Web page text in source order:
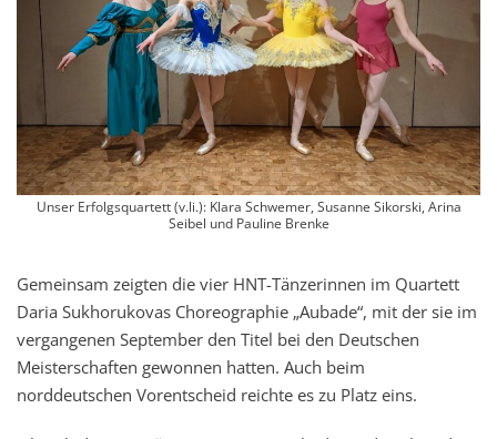
Unser Erfolgsquartett (v.li.): Klara Schwemer, Susanne Sikorski, Arina
Seibel und Pauline Brenke
Gemeinsam zeigten die vier HNT-Tänzerinnen im Quartett
Daria Sukhorukovas Choreographie „Aubade“, mit der sie im
vergangenen September den Titel bei den Deutschen
Meisterschaften gewonnen hatten. Auch beim
norddeutschen Vorentscheid reichte es zu Platz eins.